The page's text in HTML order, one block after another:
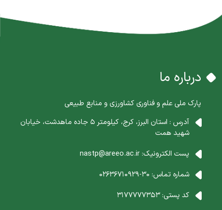
درباره ما
پارک ملی علم و فناوری کشاورزی و منابع طبیعی
آدرس : استان البرز، کرج، کیلومتر 5 جاده ماهدشت، خیابان
شهید همت
پست الکترونیک:nastp@areeo.ac.ir
شماره تماس: 30-02636710929
کد پستی:3177777353